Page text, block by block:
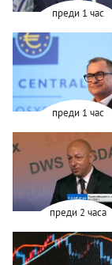
преди 1 час
преди 1 час
преди 2 часа